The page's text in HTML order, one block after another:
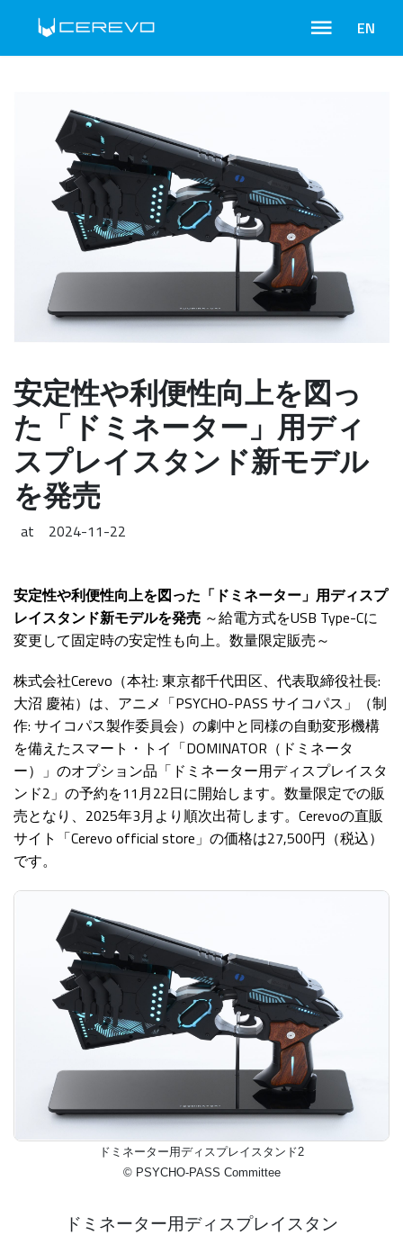
EN
安定性や利便性向上を図っ
た「ドミネーター」用ディ
スプレイスタンド新モデル
を発売
at 2024-11-22
安定性や利便性向上を図った「ドミネーター」用ディスプ
レイスタンド新モデルを発売 ～給電方式をUSB Type-Cに
変更して固定時の安定性も向上。数量限定販売～
株式会社Cerevo（本社: 東京都千代田区、代表取締役社長:
大沼 慶祐）は、アニメ「PSYCHO-PASS サイコパス」（制
作: サイコパス製作委員会）の劇中と同様の自動変形機構
を備えたスマート・トイ「DOMINATOR（ドミネータ
ー）」のオプション品「ドミネーター用ディスプレイスタ
ンド2」の予約を11月22日に開始します。数量限定での販
売となり、2025年3月より順次出荷します。Cerevoの直販
サイト「Cerevo official store」の価格は27,500円（税込）
です。
ドミネーター用ディスプレイスタンド2
© PSYCHO-PASS Committee
ドミネーター用ディスプレイスタン